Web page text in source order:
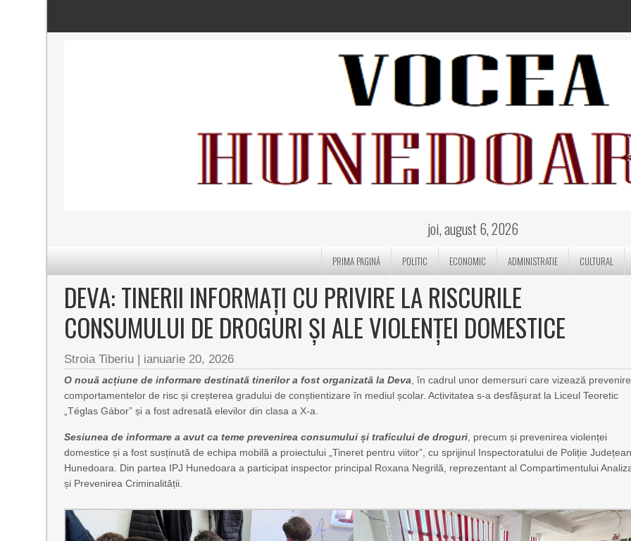
joi, august 6, 2026
PRIMA PAGINĂ POLITIC ECONOMIC ADMINISTRATIE CULTURAL
DEVA: TINERII INFORMAȚI CU PRIVIRE LA RISCURILE
CONSUMULUI DE DROGURI ȘI ALE VIOLENȚEI DOMESTICE
Stroia Tiberiu | ianuarie 20, 2026
O nouă acțiune de informare destinată tinerilor a fost organizată la Deva , în cadrul unor demersuri care vizează
comportamentelor de risc și creșterea gradului de conștientizare în mediul școlar. Activitatea s-a desfășurat la Liceul Teoretic
„Téglas Gábor” și a fost adresată elevilor din clasa a X-a.
Sesiunea de informare a avut ca teme prevenirea consumului și traficului de droguri , precum și prevenirea violenței
domestice și a fost susținută de echipa mobilă a proiectului „Tineret pentru viitor”, cu sprijinul Inspectoratului de Poliție
Hunedoara. Din partea IPJ Hunedoara a participat inspector principal Roxana Negrilă, reprezentant al Compartimentului
și Prevenirea Criminalității.